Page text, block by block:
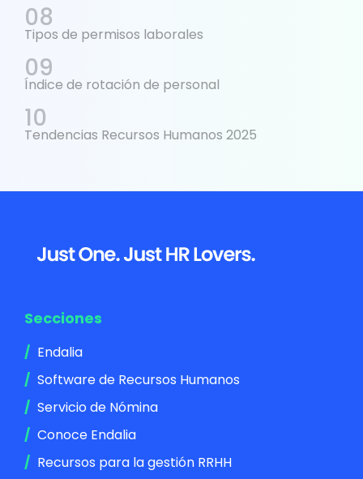
Tipos de permisos laborales
Índice de rotación de personal
Tendencias Recursos Humanos 2025
Footer
Secciones
Endalia
Software de Recursos Humanos
Servicio de Nómina
Conoce Endalia
Recursos para la gestión RRHH